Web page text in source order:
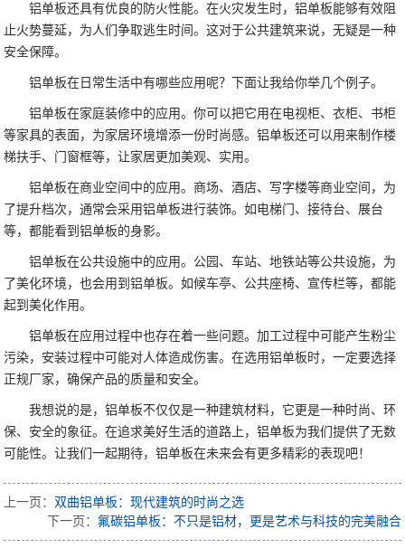
铝单板还具有优良的防火性能。在火灾发生时，铝单板能够有效阻
止火势蔓延，为人们争取逃生时间。这对于公共建筑来说，无疑是一种
安全保障。
铝单板在日常生活中有哪些应用呢？下面让我给你举几个例子。
铝单板在家庭装修中的应用。你可以把它用在电视柜、衣柜、书柜
等家具的表面，为家居环境增添一份时尚感。铝单板还可以用来制作楼
梯扶手、门窗框等，让家居更加美观、实用。
铝单板在商业空间中的应用。商场、酒店、写字楼等商业空间，为
了提升档次，通常会采用铝单板进行装饰。如电梯门、接待台、展台
等，都能看到铝单板的身影。
铝单板在公共设施中的应用。公园、车站、地铁站等公共设施，为
了美化环境，也会用到铝单板。如候车亭、公共座椅、宣传栏等，都能
起到美化作用。
铝单板在应用过程中也存在着一些问题。加工过程中可能产生粉尘
污染，安装过程中可能对人体造成伤害。在选用铝单板时，一定要选择
正规厂家，确保产品的质量和安全。
我想说的是，铝单板不仅仅是一种建筑材料，它更是一种时尚、环
保、安全的象征。在追求美好生活的道路上，铝单板为我们提供了无数
可能性。让我们一起期待，铝单板在未来会有更多精彩的表现吧！
上一页： 双曲铝单板：现代建筑的时尚之选
下一页： 氟碳铝单板：不只是铝材，更是艺术与科技的完美融合